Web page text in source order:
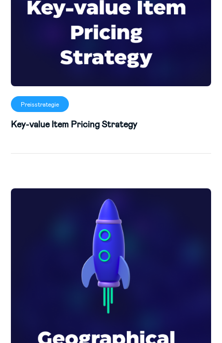
Preisstrategie
Key-value Item Pricing Strategy